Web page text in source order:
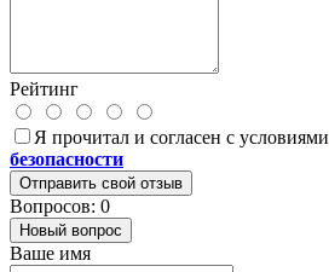
Рейтинг
Я прочитал и согласен с условиями
безопасности
Отправить свой отзыв
Вопросов: 0
Новый вопрос
Ваше имя